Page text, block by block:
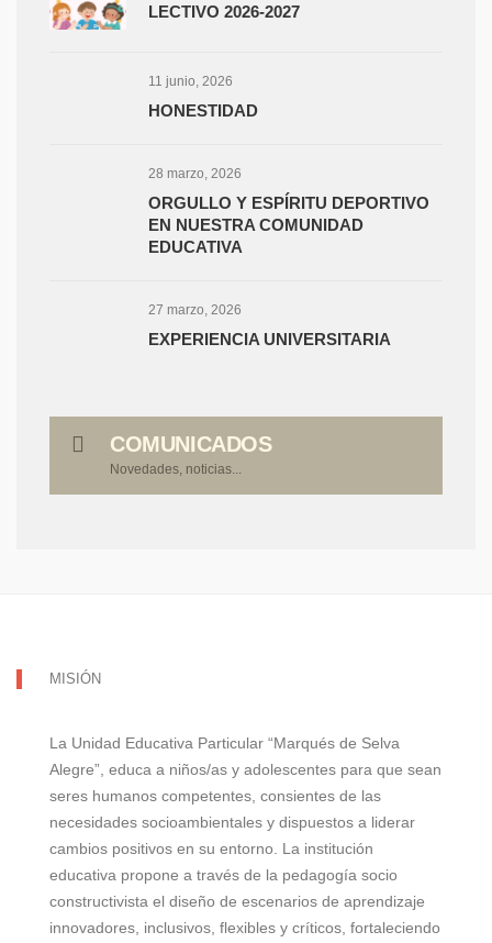
LECTIVO 2026-2027
11 junio, 2026
HONESTIDAD
28 marzo, 2026
ORGULLO Y ESPÍRITU DEPORTIVO
EN NUESTRA COMUNIDAD
EDUCATIVA
27 marzo, 2026
EXPERIENCIA UNIVERSITARIA
COMUNICADOS
Novedades, noticias...
MISIÓN
La Unidad Educativa Particular “Marqués de Selva
Alegre”, educa a niños/as y adolescentes para que sean
seres humanos competentes, consientes de las
necesidades socioambientales y dispuestos a liderar
cambios positivos en su entorno. La institución
educativa propone a través de la pedagogía socio
constructivista el diseño de escenarios de aprendizaje
innovadores, inclusivos, flexibles y críticos, fortaleciendo